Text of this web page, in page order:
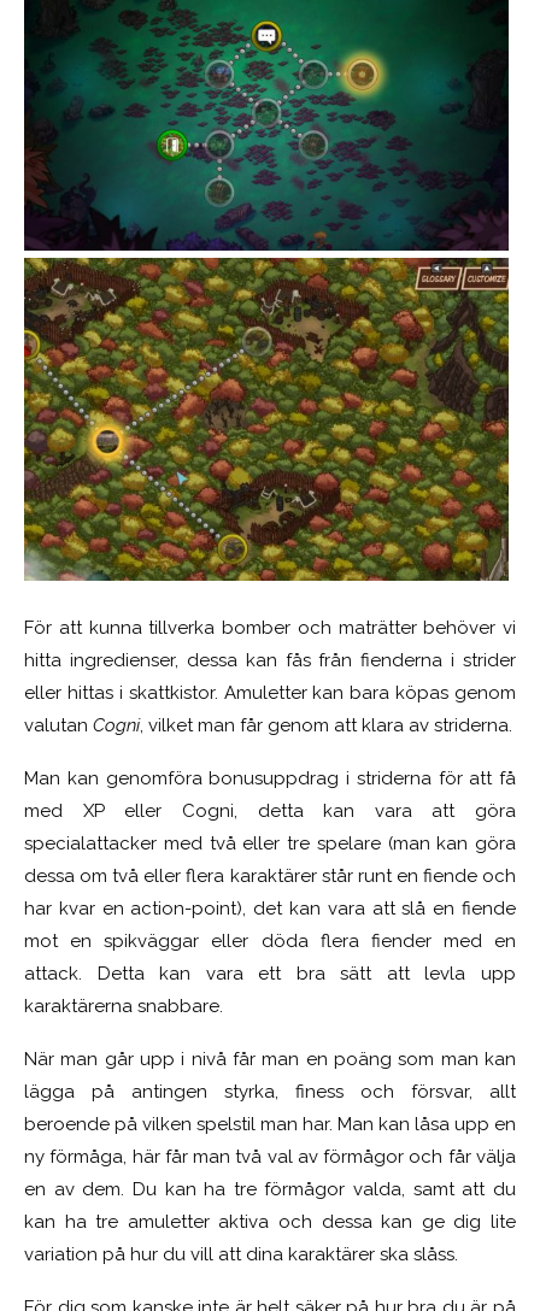
För att kunna tillverka bomber och maträtter behöver vi
hitta ingredienser, dessa kan fås från fienderna i strider
eller hittas i skattkistor. Amuletter kan bara köpas genom
valutan Cogni, vilket man får genom att klara av striderna.
Man kan genomföra bonusuppdrag i striderna för att få
med XP eller Cogni, detta kan vara att göra
specialattacker med två eller tre spelare (man kan göra
dessa om två eller flera karaktärer står runt en fiende och
har kvar en action-point), det kan vara att slå en fiende
mot en spikväggar eller döda flera fiender med en
attack. Detta kan vara ett bra sätt att levla upp
karaktärerna snabbare.
När man går upp i nivå får man en poäng som man kan
lägga på antingen styrka, finess och försvar, allt
beroende på vilken spelstil man har. Man kan låsa upp en
ny förmåga, här får man två val av förmågor och får välja
en av dem. Du kan ha tre förmågor valda, samt att du
kan ha tre amuletter aktiva och dessa kan ge dig lite
variation på hur du vill att dina karaktärer ska slåss.